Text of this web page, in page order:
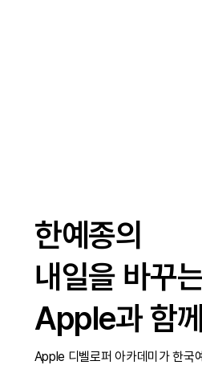
한예종의
내일을 바꾸
Apple과 함
Apple 디벨로퍼 아카데미가 한국